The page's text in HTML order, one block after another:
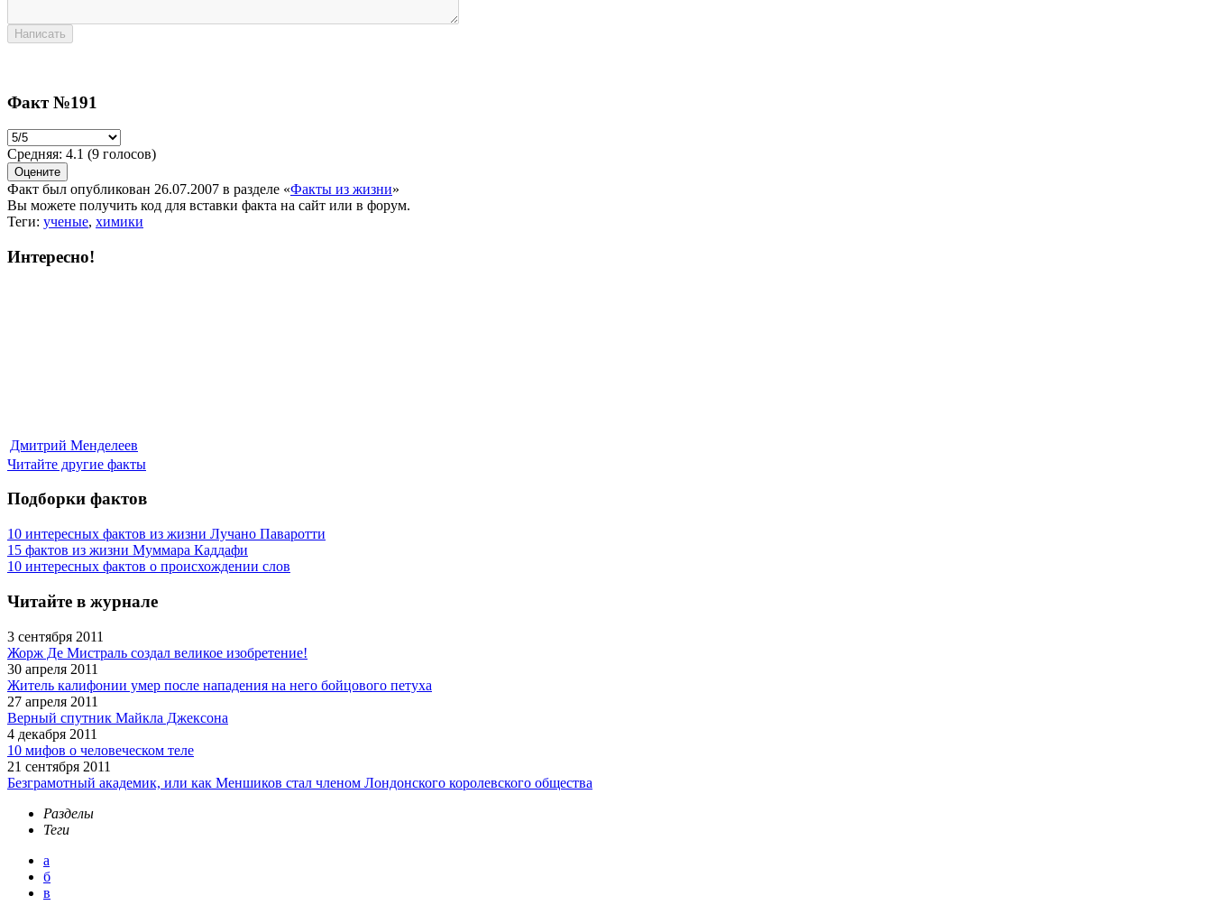
Факт №191
Средняя: 4.1 (9 голосов)
Факт был опубликован 26.07.2007 в разделе «Факты из жизни»
Вы можете получить код для вставки факта на сайт или в форум.
Теги: ученые, химики
Интересно!
Дмитрий Менделеев
Читайте другие факты
Подборки фактов
10 интересных фактов из жизни Лучано Паваротти
15 фактов из жизни Муммара Каддафи
10 интересных фактов о происхождении слов
Читайте в журнале
3 сентября 2011
Жорж Де Мистраль создал великое изобретение!
30 апреля 2011
Житель калифонии умер после нападения на него бойцового петуха
27 апреля 2011
Верный спутник Майкла Джексона
4 декабря 2011
10 мифов о человеческом теле
21 сентября 2011
Безграмотный академик, или как Меншиков стал членом Лондонского королевского общества
Разделы
Теги
а
б
в